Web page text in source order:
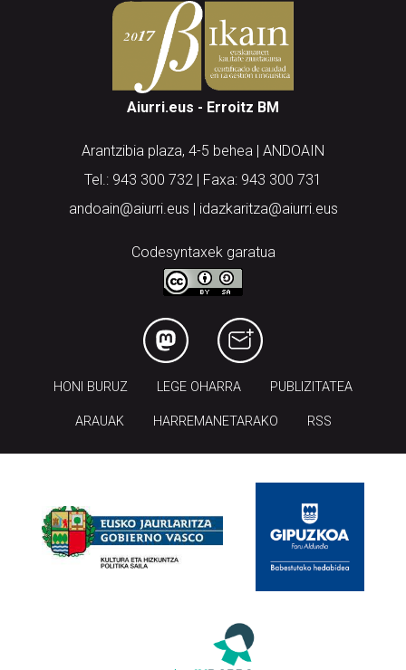
Aiurri.eus - Erroitz BM
Arantzibia plaza, 4-5 behea | ANDOAIN
Tel.: 943 300 732 | Faxa: 943 300 731
andoain@aiurri.eus | idazkaritza@aiurri.eus
Codesyntaxek garatua
HONI BURUZ LEGE OHARRA PUBLIZITATEA
ARAUAK HARREMANETARAKO RSS